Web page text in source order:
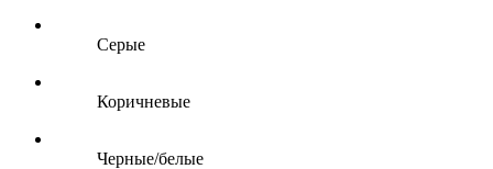
Серые
Коричневые
Черные/белые